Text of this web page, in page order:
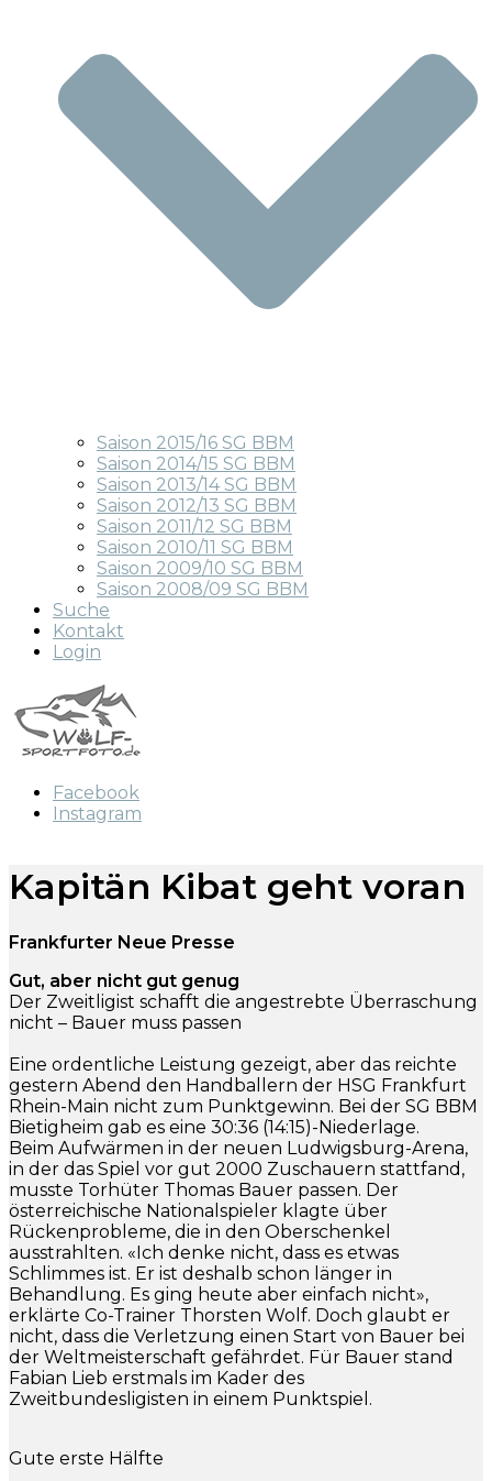
Saison 2015/16 SG BBM
Saison 2014/15 SG BBM
Saison 2013/14 SG BBM
Saison 2012/13 SG BBM
Saison 2011/12 SG BBM
Saison 2010/11 SG BBM
Saison 2009/10 SG BBM
Saison 2008/09 SG BBM
Suche
Kontakt
Login
Facebook
Instagram
Kapitän Kibat geht voran
Frankfurter Neue Presse
Gut, aber nicht gut genug
Der Zweitligist schafft die angestrebte Überraschung
nicht – Bauer muss passen
Eine ordentliche Leistung gezeigt, aber das reichte
gestern Abend den Handballern der HSG Frankfurt
Rhein-Main nicht zum Punktgewinn. Bei der SG BBM
Bietigheim gab es eine 30:36 (14:15)-Niederlage.
Beim Aufwärmen in der neuen Ludwigsburg-Arena,
in der das Spiel vor gut 2000 Zuschauern stattfand,
musste Torhüter Thomas Bauer passen. Der
österreichische Nationalspieler klagte über
Rückenprobleme, die in den Oberschenkel
ausstrahlten. «Ich denke nicht, dass es etwas
Schlimmes ist. Er ist deshalb schon länger in
Behandlung. Es ging heute aber einfach nicht»,
erklärte Co-Trainer Thorsten Wolf. Doch glaubt er
nicht, dass die Verletzung einen Start von Bauer bei
der Weltmeisterschaft gefährdet. Für Bauer stand
Fabian Lieb erstmals im Kader des
Zweitbundesligisten in einem Punktspiel.
Gute erste Hälfte